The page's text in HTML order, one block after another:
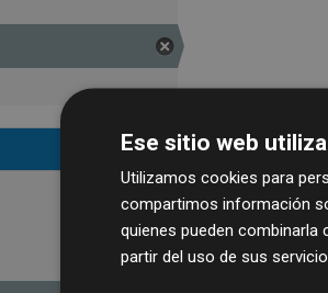
Ese sitio web
Utilizamos cookies para
compartimos información
quienes pueden
partir del uso de sus